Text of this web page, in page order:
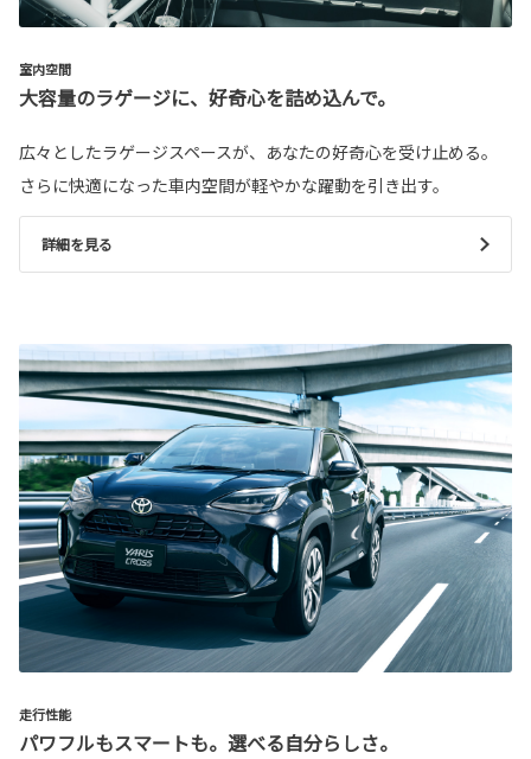
室内空間
大容量のラゲージに、好奇心を詰め込んで。
広々としたラゲージスペースが、あなたの好奇心を受け止める。
さらに快適になった車内空間が軽やかな躍動を引き出す。
詳細を見る
走行性能
パワフルもスマートも。選べる自分らしさ。